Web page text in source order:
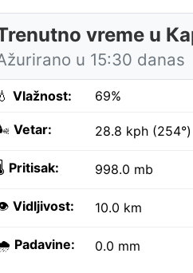
vreme u
u 15:30 danas
💧 Vlažnost: 69%
Vetar: 28.8 kph (254°)
Pritisak: 998.0 mb
Vidljivost: 10.0 km
Padavine: 0.0 mm